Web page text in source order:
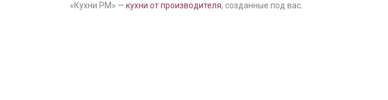
«Кухни РМ» — кухни от производителя, созданные под вас.